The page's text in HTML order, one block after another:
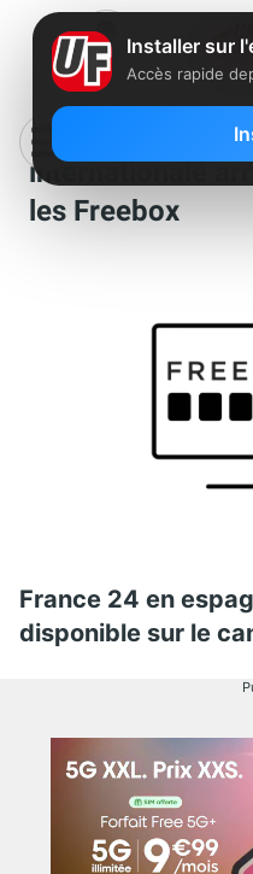
Une nouvelle
internationale
les Freebox
France 24 en
disponible sur le
Installer sur
Accès rapide